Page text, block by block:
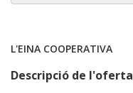
L'EINA COOPERATIVA
Descripció de l'oferta